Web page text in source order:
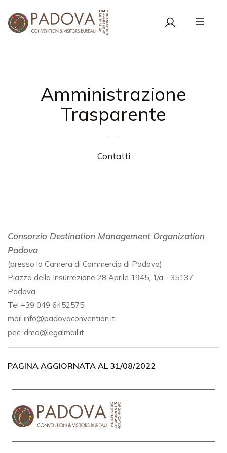
Amministrazione
Trasparente
Contatti
Consorzio Destination Management Organization
Padova
(presso la Camera di Commercio di Padova)
Piazza della Insurrezione 28 Aprile 1945, 1/a - 35137
Padova
Tel +39 049 6452575
mail info@padovaconvention.it
pec: dmo@legalmail.it
PAGINA AGGIORNATA AL 31/08/2022